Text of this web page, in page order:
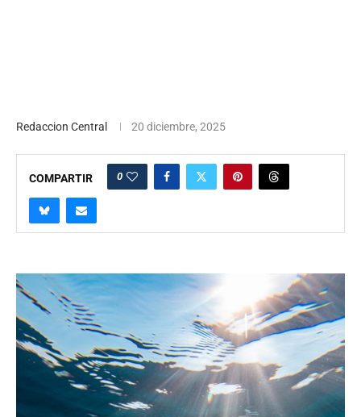
Redaccion Central 20 diciembre, 2025
COMPARTIR 0